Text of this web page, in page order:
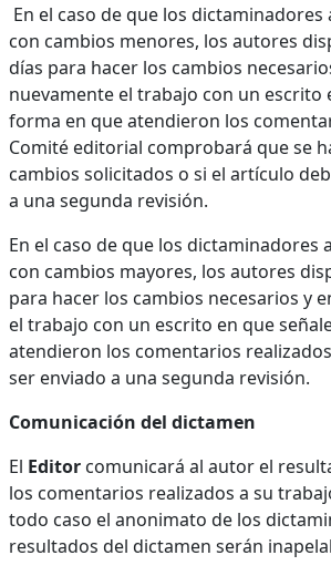
En el caso de que los
con cambios menores, los autores
días para hacer los cambios
nuevamente el trabajo con un escrito
forma en que atendieron los
Comité editorial comprobará que se
cambios solicitados o si el artículo
a una segunda revisión.
En el caso de que los dictaminadores
con cambios mayores, los autores
para hacer los cambios necesarios y
el trabajo con un escrito en que
atendieron los comentarios
ser enviado a una segunda revisión.
Comunicación del dictamen
El Editor comunicará al autor el
los comentarios realizados a su
todo caso el anonimato de los
resultados del dictamen serán